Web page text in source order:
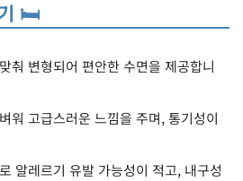
기 🛏️
춰 변형되어 편안한 수면을 제공합니
워 고급스러운 느낌을 주며, 통기성이
알레르기 유발 가능성이 적고, 내구성